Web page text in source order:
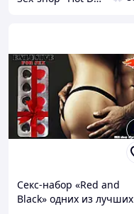
Секс-набор «Red and
Black» одних из лучших